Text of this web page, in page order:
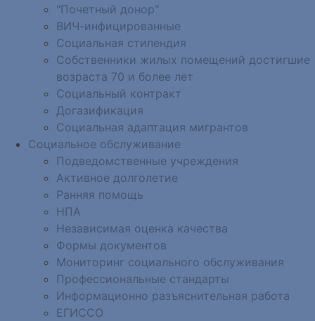
"Почетный донор"
ВИЧ-инфицированные
Социальная стипендия
Собственники жилых помещений достигшие
возраста 70 и более лет
Социальный контракт
Догазификация
Социальная адаптация мигрантов
Социальное обслуживание
Подведомственные учреждения
Активное долголетие
Ранняя помощь
НПА
Независимая оценка качества
Формы документов
Мониторинг социального обслуживания
Профессиональные стандарты
Информационно разъяснительная работа
ЕГИССО